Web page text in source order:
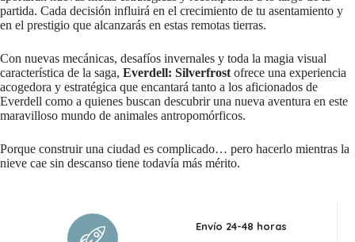
partida. Cada decisión influirá en el crecimiento de tu asentamiento y
en el prestigio que alcanzarás en estas remotas tierras.
Con nuevas mecánicas, desafíos invernales y toda la magia visual
característica de la saga, Everdell: Silverfrost ofrece una experiencia
acogedora y estratégica que encantará tanto a los aficionados de
Everdell como a quienes buscan descubrir una nueva aventura en este
maravilloso mundo de animales antropomórficos.
Porque construir una ciudad es complicado… pero hacerlo mientras la
nieve cae sin descanso tiene todavía más mérito.
Envío 24-48 horas